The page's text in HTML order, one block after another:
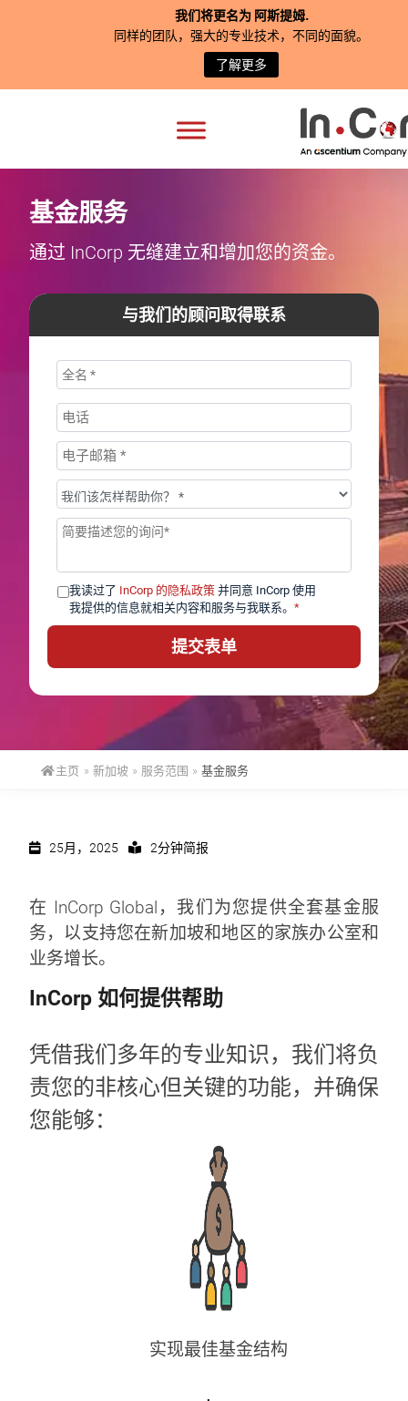
我们将更名为 阿斯提姆.
同样的团队，强大的专业技术，不同的面貌。
了解更多
基金服务
通过 InCorp 无缝建立和增加您的资金。
与我们的顾问取得联系
姓
名
*
电
话
电
子
邮
件
*
我
们
能
您
做
些
么？
留
*
我读过了 InCorp 的隐私政策 并同意 InCorp 使用
我提供的信息就相关内容和服务与我联系。 *
主页 » 新加坡 » 服务范围 » 基金服务
25月，2025 2分钟简报
在 InCorp Global，我们为您提供全套基金服
务，以支持您在新加坡和地区的家族办公室和
业务增长。
InCorp 如何提供帮助
凭借我们多年的专业知识，我们将负
责您的非核心但关键的功能，并确保
您能够：
实现最佳基金结构